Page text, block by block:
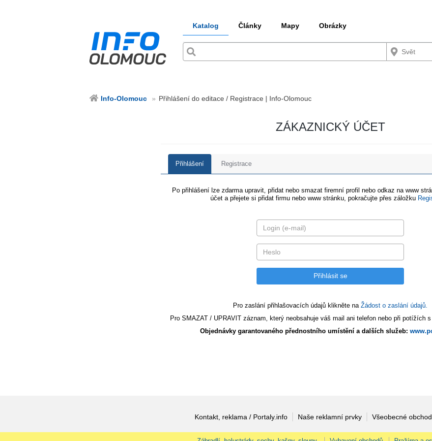
Katalog Články Mapy Obrázky
Info-Olomouc Přihlášení do editace / Registrace | Info-Olomouc
ZÁKAZNICKÝ ÚČET
Přihlášení Registrace
Po přihlášení lze zdarma upravit, přidat nebo smazat firemní profil nebo odkaz na www
účet a přejete si přidat firmu nebo www stránku, pokračujte přes záložku
Pro zaslání přihlašovacích údajů klikněte na Žádost o zaslání údajů.
Pro SMAZAT / UPRAVIT záznam, který neobsahuje váš mail ani telefon nebo při potížích
Objednávky garantovaného přednostního umístění a dalších služeb:
Kontakt, reklama / Portaly.info Naše reklamní prvky Všeobecné